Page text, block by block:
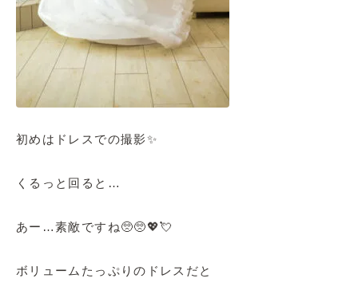
初めはドレスでの撮影✨
くるっと回ると…
あー…素敵ですね🥺🥺💖💘
ボリュームたっぷりのドレスだと